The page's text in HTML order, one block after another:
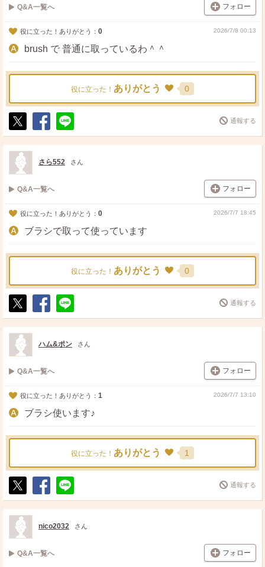
Q&A一覧へ フォロー
役に立った！ありがとう： 0 2026/7/8 00:13
brush で 普通に取っているわ＾＾
役に立った！ ありがとう 0
ポ
ス
ト
シ
ェ
送
る
通報する
さら552 さん
Q&A一覧へ フォロー
役に立った！ありがとう： 0 2026/7/7 18:45
ブラシで取って使っています
役に立った！ ありがとう 0
ポ
ス
ト
シ
ェ
送
る
通報する
ハム&ポン さん
Q&A一覧へ フォロー
役に立った！ありがとう： 1 2026/7/7 13:10
ブラシ使います♪
役に立った！ ありがとう 1
ポ
ス
ト
シ
ェ
送
る
通報する
nico2032 さん
Q&A一覧へ フォロー